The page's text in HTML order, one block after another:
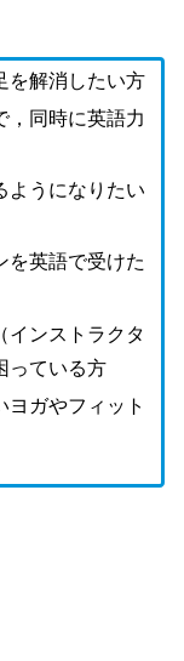
を解消したい方
，同時に英語力
ようになりたい
を英語で受けた
インストラクタ
っている方
ヨガやフィット